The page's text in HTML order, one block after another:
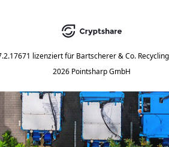
lizenziert für Bartscherer & Co.
2026 Pointsharp GmbH